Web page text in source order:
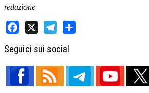
redazione
Seguici sui social